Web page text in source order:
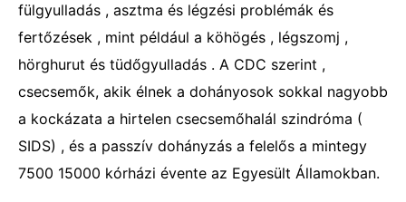
fülgyulladás , asztma és légzési problémák és
fertőzések , mint például a köhögés , légszomj ,
hörghurut és tüdőgyulladás . A CDC szerint ,
csecsemők, akik élnek a dohányosok sokkal nagyobb
a kockázata a hirtelen csecsemőhalál szindróma (
SIDS) , és a passzív dohányzás a felelős a mintegy
7500 15000 kórházi évente az Egyesült Államokban.